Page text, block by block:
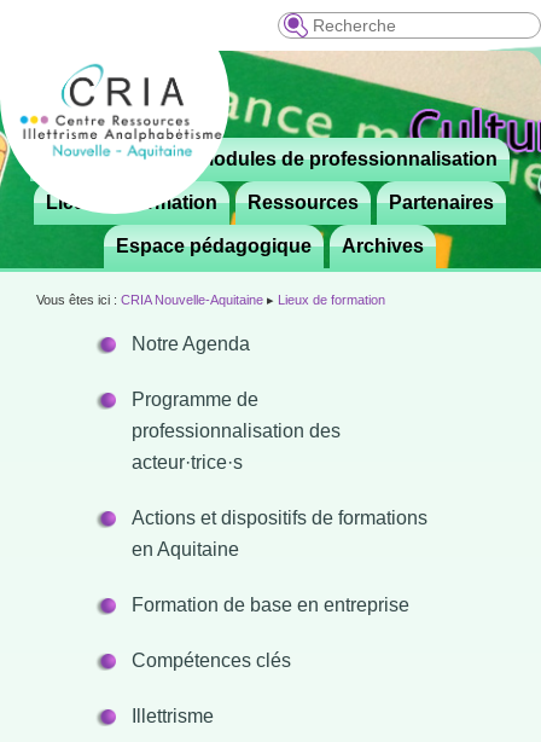
Recherche
Menu
principal
Aller
contenu
principal
 Le CRIA Modules de professionnalisation
Lieux de formation Ressources Partenaires
Espace pédagogique Archives
Vous êtes ici : CRIA Nouvelle-Aquitaine ▸ Lieux de formation
Notre Agenda
Programme de
professionnalisation des
acteur·trice·s
Actions et dispositifs de formations
en Aquitaine
Formation de base en entreprise
Compétences clés
Illettrisme